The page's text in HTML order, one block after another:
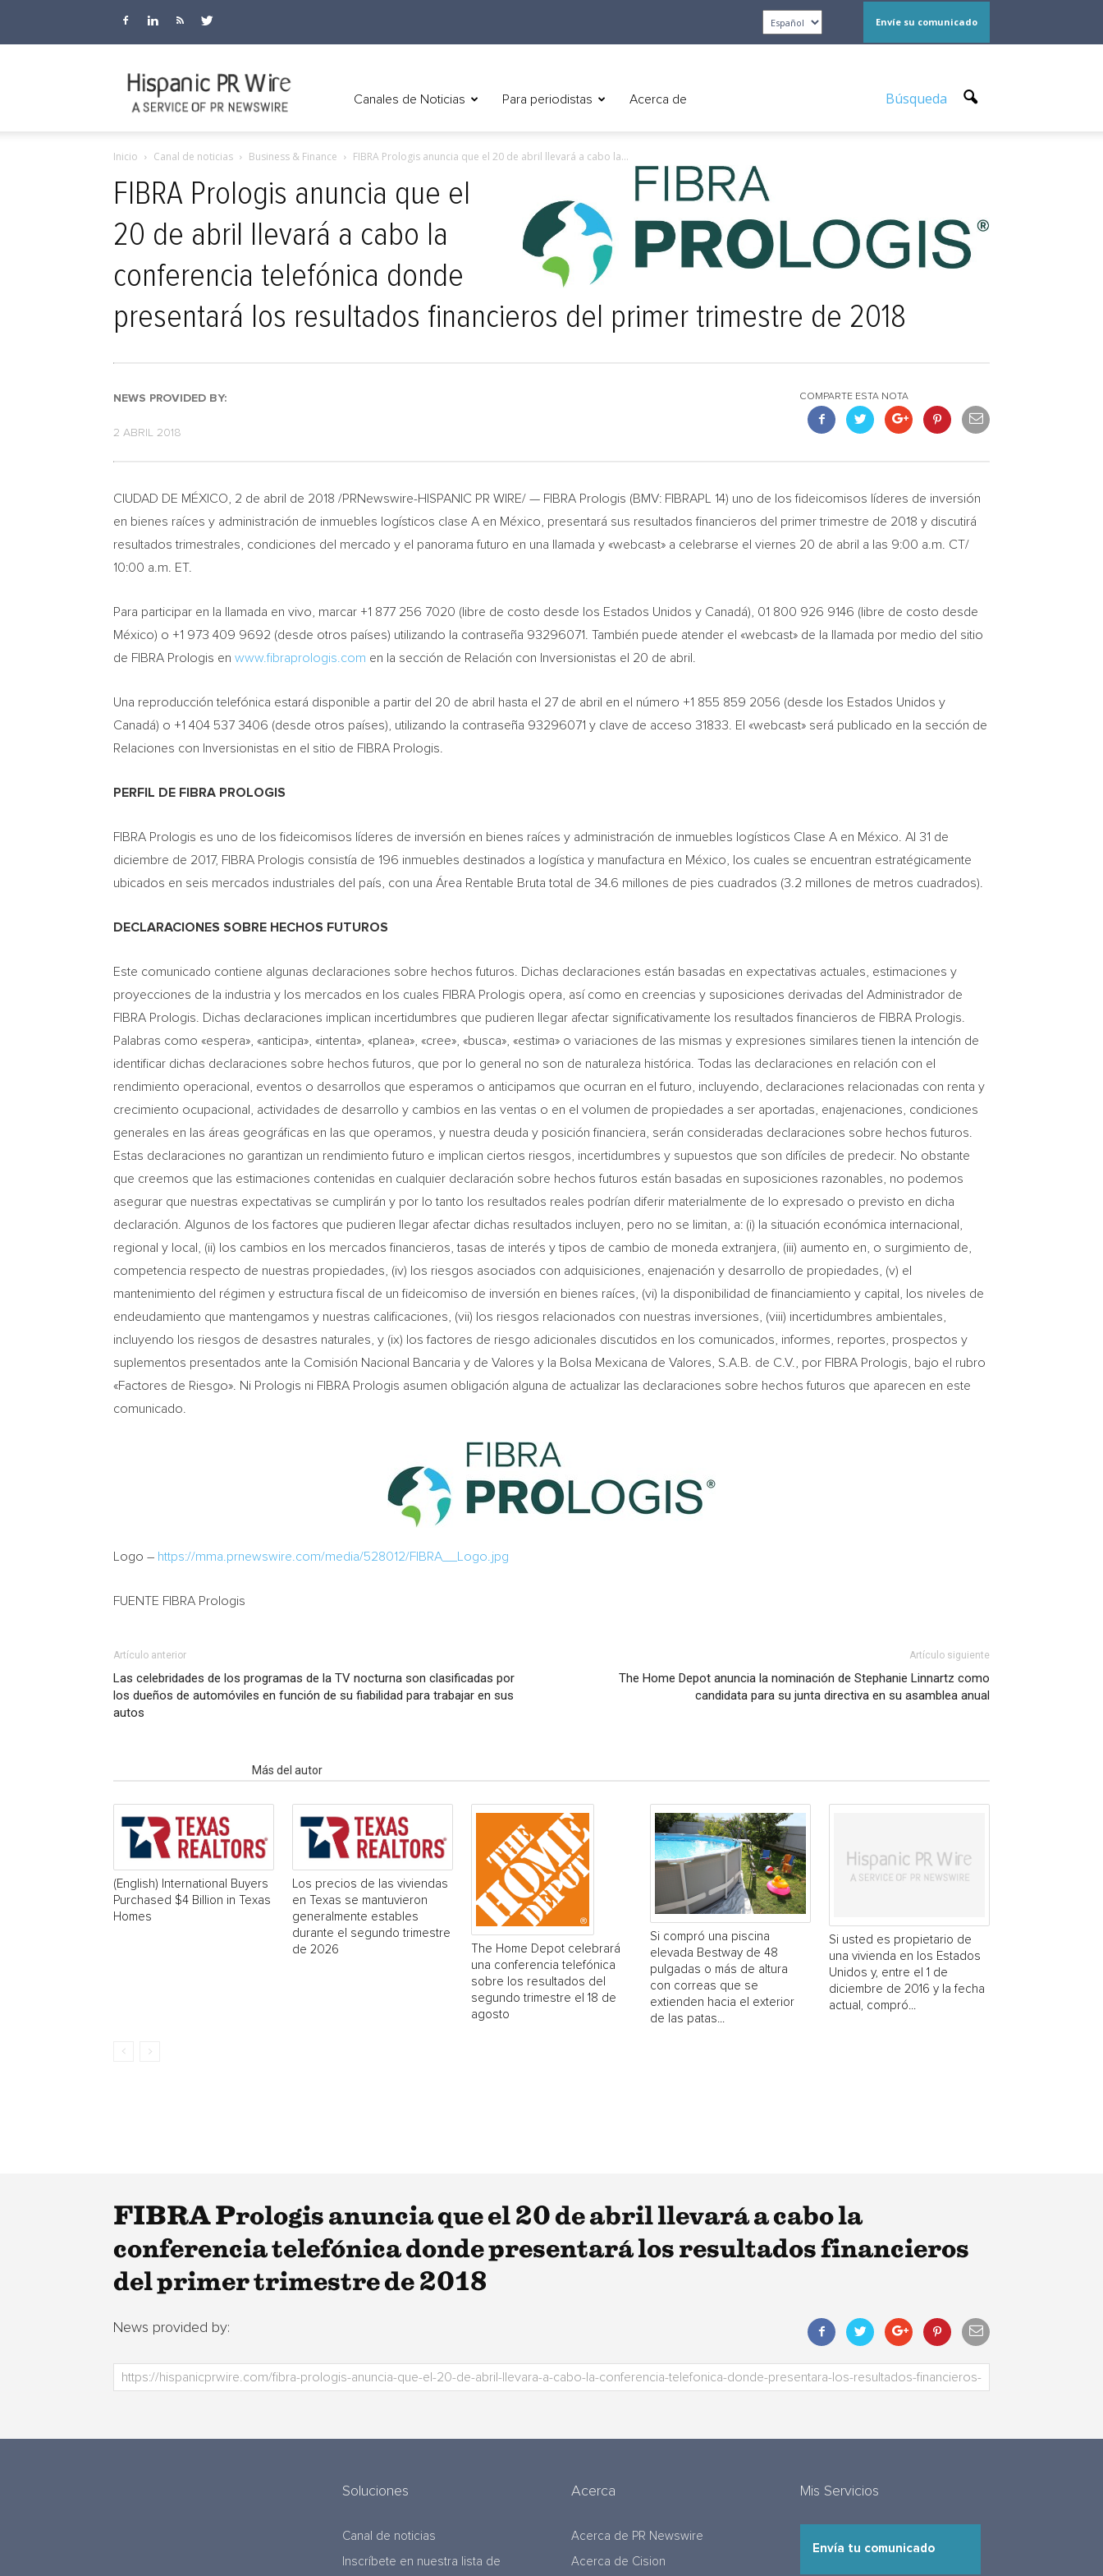
Envíe su comunicado
Wire
Canales de Noticias Para periodistas Acerca de Búsqueda
Inicio Canal de noticias Business & Finance FIBRA Prologis anuncia que el 20 de abril llevará a cabo la...
FIBRA Prologis anuncia que el
20 de abril llevará a cabo la
conferencia telefónica donde
presentará los resultados financieros del primer trimestre de 2018
NEWS PROVIDED BY:
2 ABRIL 2018
COMPARTE ESTA NOTA
CIUDAD DE MÉXICO, 2 de abril de 2018 /PRNewswire-HISPANIC PR WIRE/ — FIBRA Prologis (BMV: FIBRAPL 14) uno de los fideicomisos líderes de inversión
en bienes raíces y administración de inmuebles logísticos clase A en México, presentará sus resultados financieros del primer trimestre de 2018 y discutirá
resultados trimestrales, condiciones del mercado y el panorama futuro en una llamada y «webcast» a celebrarse el viernes 20 de abril a las 9:00 a.m. CT/
10:00 a.m. ET.
Para participar en la llamada en vivo, marcar +1 877 256 7020 (libre de costo desde los Estados Unidos y Canadá), 01 800 926 9146 (libre de costo desde
México) o +1 973 409 9692 (desde otros países) utilizando la contraseña 93296071. También puede atender el «webcast» de la llamada por medio del sitio
de FIBRA Prologis en www.fibraprologis.com en la sección de Relación con Inversionistas el 20 de abril.
Una reproducción telefónica estará disponible a partir del 20 de abril hasta el 27 de abril en el número +1 855 859 2056 (desde los Estados Unidos y
Canadá) o +1 404 537 3406 (desde otros países), utilizando la contraseña 93296071 y clave de acceso 31833. El «webcast» será publicado en la sección de
Relaciones con Inversionistas en el sitio de FIBRA Prologis.
PERFIL DE FIBRA PROLOGIS
FIBRA Prologis es uno de los fideicomisos líderes de inversión en bienes raíces y administración de inmuebles logísticos Clase A en México. Al 31 de
diciembre de 2017, FIBRA Prologis consistía de 196 inmuebles destinados a logística y manufactura en México, los cuales se encuentran estratégicamente
ubicados en seis mercados industriales del país, con una Área Rentable Bruta total de 34.6 millones de pies cuadrados (3.2 millones de metros cuadrados).
DECLARACIONES SOBRE HECHOS FUTUROS
Este comunicado contiene algunas declaraciones sobre hechos futuros. Dichas declaraciones están basadas en expectativas actuales, estimaciones y
proyecciones de la industria y los mercados en los cuales FIBRA Prologis opera, así como en creencias y suposiciones derivadas del Administrador de
FIBRA Prologis. Dichas declaraciones implican incertidumbres que pudieren llegar afectar significativamente los resultados financieros de FIBRA Prologis.
Palabras como «espera», «anticipa», «intenta», «planea», «cree», «busca», «estima» o variaciones de las mismas y expresiones similares tienen la intención de
identificar dichas declaraciones sobre hechos futuros, que por lo general no son de naturaleza histórica. Todas las declaraciones en relación con el
rendimiento operacional, eventos o desarrollos que esperamos o anticipamos que ocurran en el futuro, incluyendo, declaraciones relacionadas con renta y
crecimiento ocupacional, actividades de desarrollo y cambios en las ventas o en el volumen de propiedades a ser aportadas, enajenaciones, condiciones
generales en las áreas geográficas en las que operamos, y nuestra deuda y posición financiera, serán consideradas declaraciones sobre hechos futuros.
Estas declaraciones no garantizan un rendimiento futuro e implican ciertos riesgos, incertidumbres y supuestos que son difíciles de predecir. No obstante
que creemos que las estimaciones contenidas en cualquier declaración sobre hechos futuros están basadas en suposiciones razonables, no podemos
asegurar que nuestras expectativas se cumplirán y por lo tanto los resultados reales podrían diferir materialmente de lo expresado o previsto en dicha
declaración. Algunos de los factores que pudieren llegar afectar dichas resultados incluyen, pero no se limitan, a: (i) la situación económica internacional,
regional y local, (ii) los cambios en los mercados financieros, tasas de interés y tipos de cambio de moneda extranjera, (iii) aumento en, o surgimiento de,
competencia respecto de nuestras propiedades, (iv) los riesgos asociados con adquisiciones, enajenación y desarrollo de propiedades, (v) el
mantenimiento del régimen y estructura fiscal de un fideicomiso de inversión en bienes raíces, (vi) la disponibilidad de financiamiento y capital, los niveles de
endeudamiento que mantengamos y nuestras calificaciones, (vii) los riesgos relacionados con nuestras inversiones, (viii) incertidumbres ambientales,
incluyendo los riesgos de desastres naturales, y (ix) los factores de riesgo adicionales discutidos en los comunicados, informes, reportes, prospectos y
suplementos presentados ante la Comisión Nacional Bancaria y de Valores y la Bolsa Mexicana de Valores, S.A.B. de C.V., por FIBRA Prologis, bajo el rubro
«Factores de Riesgo». Ni Prologis ni FIBRA Prologis asumen obligación alguna de actualizar las declaraciones sobre hechos futuros que aparecen en este
comunicado.
Logo – https://mma.prnewswire.com/media/528012/FIBRA__Logo.jpg
FUENTE FIBRA Prologis
Artículo anterior
Las celebridades de los programas de la TV nocturna son clasificadas por
los dueños de automóviles en función de su fiabilidad para trabajar en sus
autos
Artículo siguiente
The Home Depot anuncia la nominación de Stephanie Linnartz como
candidata para su junta directiva en su asamblea anual
Más del autor
(English) International Buyers
Purchased $4 Billion in Texas
Homes
Los precios de las viviendas
en Texas se mantuvieron
generalmente estables
durante el segundo trimestre
de 2026
The Home Depot celebrará
una conferencia telefónica
sobre los resultados del
segundo trimestre el 18 de
agosto
Si compró una piscina
elevada Bestway de 48
pulgadas o más de altura
con correas que se
extienden hacia el exterior
de las patas...
Si usted es propietario de
una vivienda en los Estados
Unidos y, entre el 1 de
diciembre de 2016 y la fecha
actual, compró...
FIBRA Prologis anuncia que el 20 de abril llevará a cabo la
conferencia telefónica donde presentará los resultados financieros
del primer trimestre de 2018
News provided by:
Soluciones
Canal de noticias
Inscríbete en nuestra lista de
Acerca
Acerca de PR Newswire
Acerca de Cision
Mis Servicios
Envía tu comunicado